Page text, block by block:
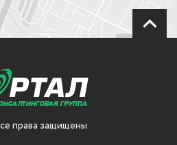
права защищены